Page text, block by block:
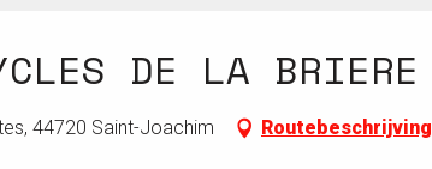
2026tot 23 augustus 2026
DE LA BRIERE
44720 Saint-Joachim Routebeschrijving